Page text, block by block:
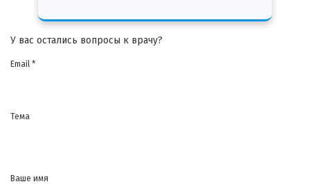
У вас остались вопросы к врачу?
Email *
Тема
Ваше имя